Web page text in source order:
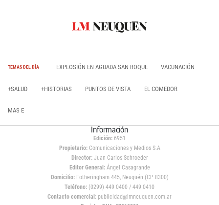
TEMAS DEL DÍA EXPLOSIÓN EN AGUADA SAN ROQUE VACUNACIÓN
+SALUD +HISTORIAS PUNTOS DE VISTA EL COMEDOR
MAS E
Información
Edición: 6951
Propietario:Comunicaciones y Medios S.A
Director: Juan Carlos Schroeder
Editor General:Ángel Casagrande
Domicilio:Fotheringham 445, Neuquén (CP 8300)
Teléfono: (0299) 449 0400 / 449 0410
Contacto comercial: publicidad@lmneuquen.com.ar